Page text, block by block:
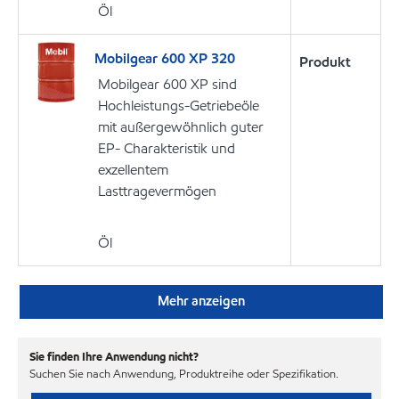
Öl
Mobilgear 600 XP 320
Mobilgear 600 XP sind
Hochleistungs-Getriebeöle
mit außergewöhnlich guter
EP- Charakteristik und
exzellentem
Lasttragevermögen
Öl
Produkt
Mehr anzeigen
Sie finden Ihre Anwendung nicht?
Suchen Sie nach Anwendung, Produktreihe oder Spezifikation.